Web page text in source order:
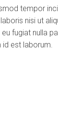
tempor
nisi ut
fugiat nulla
id est laborum.